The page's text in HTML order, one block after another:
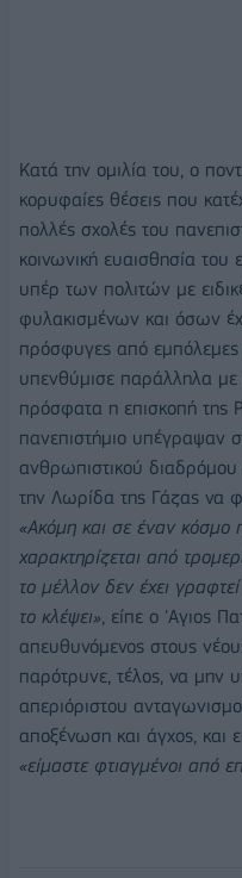
Κατά την ομιλία του, ο
κορυφαίες θέσεις που
πολλές σχολές του
κοινωνική ευαισθησία του
υπέρ των πολιτών με
φυλακισμένων και όσων
πρόσφυγες από εμπόλεμες
υπενθύμισε παράλληλα με
πρόσφατα η επισκοπή της
πανεπιστήμιο υπέγραψαν
ανθρωπιστικού
την Λωρίδα της Γάζας να
«Ακόμη και σε έναν κόσμο
χαρακτηρίζεται από
το μέλλον δεν έχει
το κλέψει» , είπε ο 'Αγιος
απευθυνόμενος στους
παρότρυνε, τέλος, να μην
απεριόριστου
αποξένωση και άγχος, και
«είμαστε φτιαγμένοι από